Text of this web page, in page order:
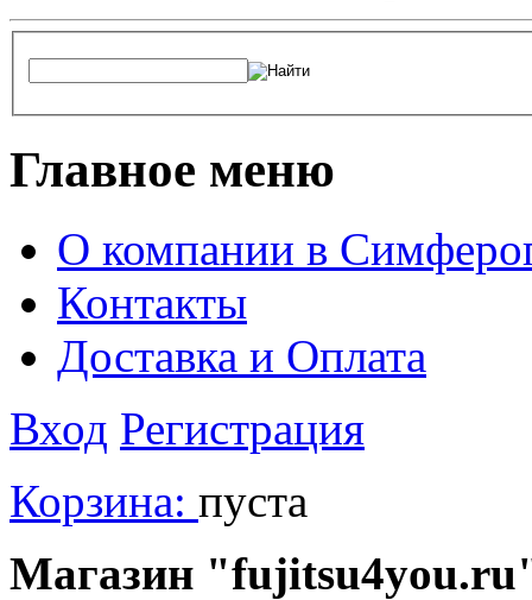
Главное меню
О компании в
Контакты
Доставка и Оплата
Вход Регистрация
Корзина: пуста
Магазин